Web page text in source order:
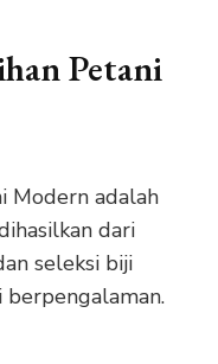
Petani
Modern adalah
dari
seleksi biji